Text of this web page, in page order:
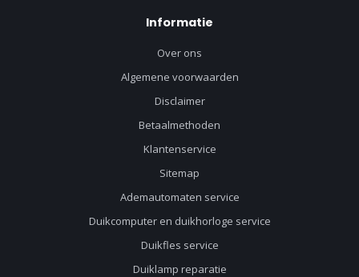
Informatie
Over ons
Algemene voorwaarden
Disclaimer
Betaalmethoden
Klantenservice
Sitemap
Ademautomaten service
Duikcomputer en duikhorloge service
Duikfles service
Duiklamp reparatie